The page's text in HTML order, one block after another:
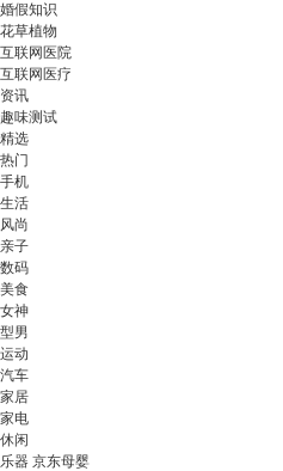
婚假知识
花草植物
互联网医院
互联网医疗
资讯
趣味测试
精选
热门
手机
生活
风尚
亲子
数码
美食
女神
型男
运动
汽车
家居
家电
休闲
乐器 京东母婴